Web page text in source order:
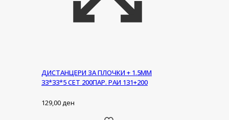
ДИСТАНЦЕРИ ЗА ПЛОЧКИ + 1.5ММ
33*33*5 СЕТ 200ПАР. РАИ 131+200
129,00ден